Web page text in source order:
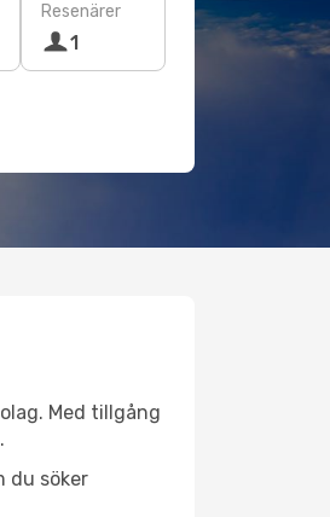
Resenärer
1
Med tillgång
du söker